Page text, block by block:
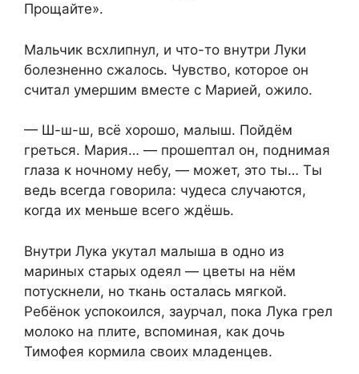
Прощайте».
Мальчик всхлипнул, и что-то внутри Луки
болезненно сжалось. Чувство, которое он
считал умершим вместе с Марией, ожило.
— Ш-ш-ш, всё хорошо, малыш. Пойдём
греться. Мария… — прошептал он, поднимая
глаза к ночному небу, — может, это ты… Ты
ведь всегда говорила: чудеса случаются,
когда их меньше всего ждёшь.
Внутри Лука укутал малыша в одно из
мариных старых одеял — цветы на нём
потускнели, но ткань осталась мягкой.
Ребёнок успокоился, заурчал, пока Лука грел
молоко на плите, вспоминая, как дочь
Тимофея кормила своих младенцев.